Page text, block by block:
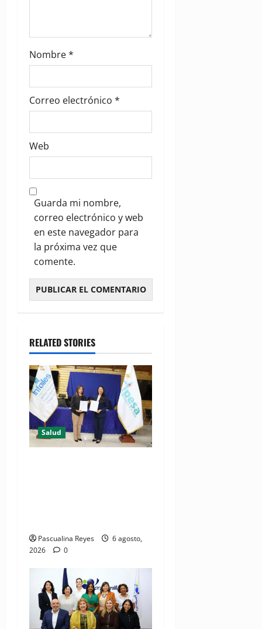
Nombre*
Correo electrónico *
Web
Guarda mi nombre,
correo electrónico y web
en este navegador para
la próxima vez que
comente.
RELATED STORIES
Salud
Pascualina Reyes
6 agosto,
2026
0